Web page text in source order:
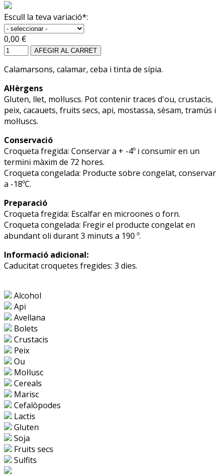
Escull la teva variació*:
0,00 €
AFEGIR AL CARRET
Calamarsons, calamar, ceba i tinta de sípia.
Al·lèrgens
Gluten, llet, mol·luscs. Pot contenir traces d'ou, crustacis,
peix, cacauets, fruits secs, api, mostassa, sèsam, tramús i
mol·luscs.
Conservació
Croqueta fregida: Conservar a + -4º i consumir en un
termini màxim de 72 hores.
Croqueta congelada: Producte sobre congelat, conservar
a -18ºC.
Preparació
Croqueta fregida: Escalfar en microones o forn.
Croqueta congelada: Fregir el producte congelat en
abundant oli durant 3 minuts a 190 º.
Informació adicional:
Caducitat croquetes fregides: 3 dies.
Alcohol
Api
Avellana
Bolets
Crustacis
Peix
Ou
Mol·lusc
Cereals
Marisc
Cefalòpodes
Lactis
Gluten
Soja
Fruits secs
Sulfits